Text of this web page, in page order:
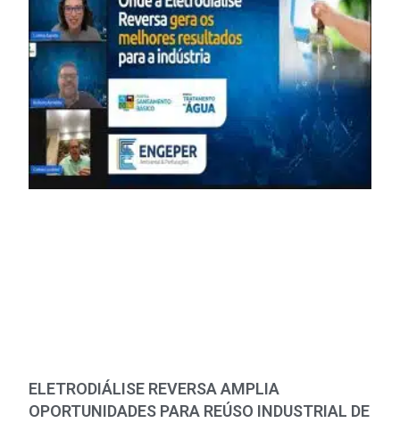
ELETRODIÁLISE REVERSA AMPLIA
OPORTUNIDADES PARA REÚSO INDUSTRIAL DE